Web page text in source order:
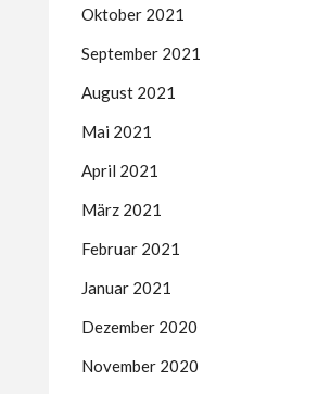
Oktober 2021
September 2021
August 2021
Mai 2021
April 2021
März 2021
Februar 2021
Januar 2021
Dezember 2020
November 2020